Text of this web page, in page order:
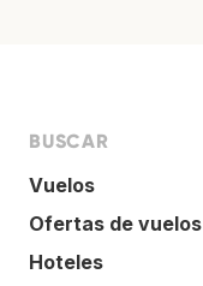
BUSCAR
Vuelos
Ofertas de vuelos
Hoteles